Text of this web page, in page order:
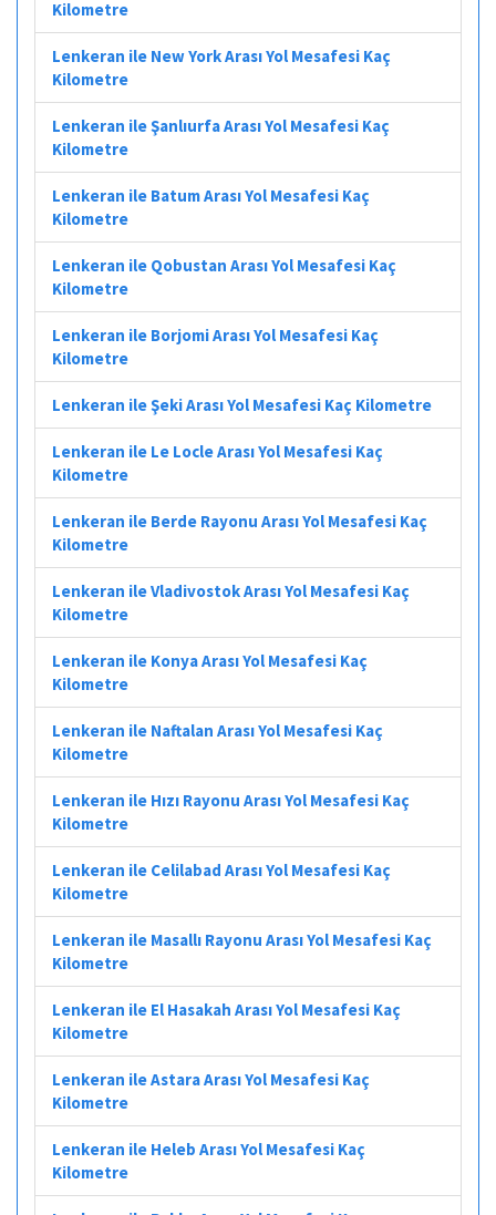
Kilometre
Lenkeran ile New York Arası Yol Mesafesi Kaç
Kilometre
Lenkeran ile Şanlıurfa Arası Yol Mesafesi Kaç
Kilometre
Lenkeran ile Batum Arası Yol Mesafesi Kaç
Kilometre
Lenkeran ile Qobustan Arası Yol Mesafesi Kaç
Kilometre
Lenkeran ile Borjomi Arası Yol Mesafesi Kaç
Kilometre
Lenkeran ile Şeki Arası Yol Mesafesi Kaç Kilometre
Lenkeran ile Le Locle Arası Yol Mesafesi Kaç
Kilometre
Lenkeran ile Berde Rayonu Arası Yol Mesafesi Kaç
Kilometre
Lenkeran ile Vladivostok Arası Yol Mesafesi Kaç
Kilometre
Lenkeran ile Konya Arası Yol Mesafesi Kaç
Kilometre
Lenkeran ile Naftalan Arası Yol Mesafesi Kaç
Kilometre
Lenkeran ile Hızı Rayonu Arası Yol Mesafesi Kaç
Kilometre
Lenkeran ile Celilabad Arası Yol Mesafesi Kaç
Kilometre
Lenkeran ile Masallı Rayonu Arası Yol Mesafesi Kaç
Kilometre
Lenkeran ile El Hasakah Arası Yol Mesafesi Kaç
Kilometre
Lenkeran ile Astara Arası Yol Mesafesi Kaç
Kilometre
Lenkeran ile Heleb Arası Yol Mesafesi Kaç
Kilometre